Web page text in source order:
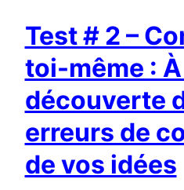
Test # 2 –
toi-même :
découverte
erreurs de
de vos idées